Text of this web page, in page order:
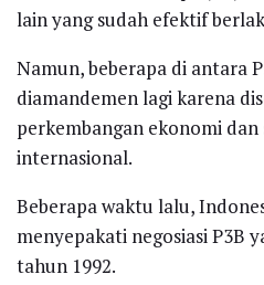
lain yang sudah efektif
Namun, beberapa di antara
diamandemen lagi karena
perkembangan ekonomi
internasional.
Beberapa waktu lalu,
menyepakati negosiasi P3B
tahun 1992.